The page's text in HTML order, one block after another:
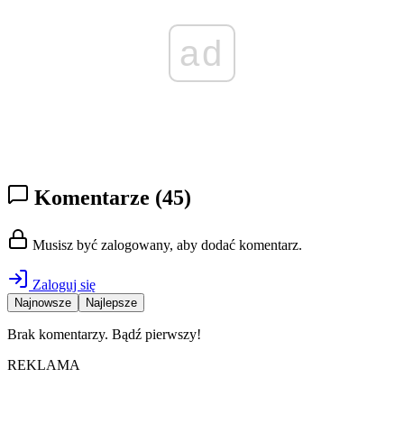
ad
Komentarze (45)
Musisz być zalogowany, aby dodać komentarz.
Zaloguj się
Najnowsze Najlepsze
Brak komentarzy. Bądź pierwszy!
REKLAMA